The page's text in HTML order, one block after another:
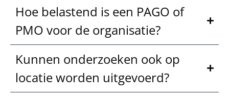
Hoe belastend is een PAGO of
PMO voor de organisatie?
Kunnen onderzoeken ook op
locatie worden uitgevoerd?